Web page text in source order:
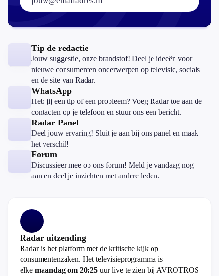
Tip de redactie
Jouw suggestie, onze brandstof! Deel je ideeën voor
nieuwe consumenten onderwerpen op televisie, socials
en de site van Radar.
WhatsApp
Heb jij een tip of een probleem? Voeg Radar toe aan de
contacten op je telefoon en stuur ons een bericht.
Radar Panel
Deel jouw ervaring! Sluit je aan bij ons panel en maak
het verschil!
Forum
Discussieer mee op ons forum! Meld je vandaag nog
aan en deel je inzichten met andere leden.
Radar uitzending
Radar is het platform met de kritische kijk op
consumentenzaken. Het televisieprogramma is
elke maandag om 20:25 uur live te zien bij AVROTROS